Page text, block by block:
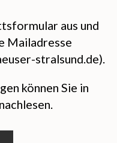
aus und
Mailadresse
stralsund.de).
können Sie in